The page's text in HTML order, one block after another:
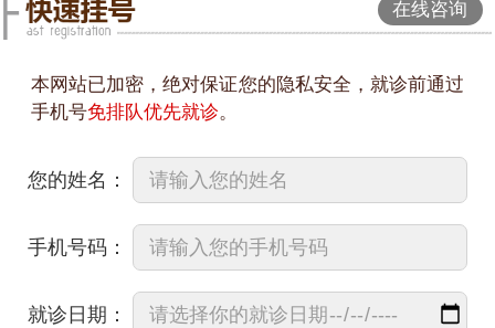
在线咨询
本网站已加密，绝对保证您的隐私安全，就诊前通过
手机号免排队优先就诊。
您的姓名：
手机号码：
就诊日期：